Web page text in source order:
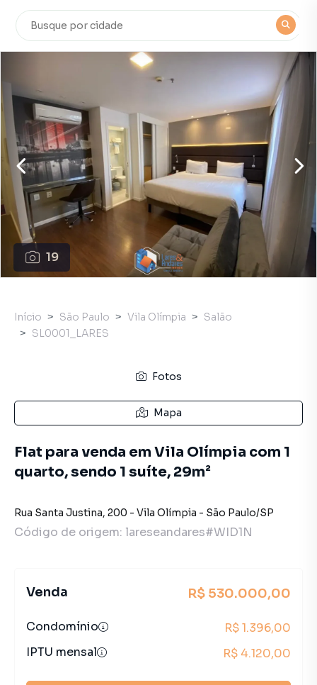
19
Início São Paulo Vila Olímpia
Salão
SL0001_LARES
Fotos
Mapa
Flat para venda em Vila Olímpia com 1
quarto, sendo 1 suíte, 29m²
Rua Santa Justina, 200 - Vila Olímpia - São Paulo/SP
Código de origem: lareseandares#WID1N
Venda R$ 530.000,00
Condomínio
R$ 1.396,00
IPTU mensal
R$ 4.120,00